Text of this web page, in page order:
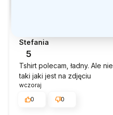
Stefania
5
Tshirt polecam, ładny. Ale
taki jaki jest na zdjęciu
wczoraj
0
0